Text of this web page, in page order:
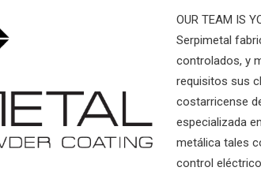
OUR TEAM IS
Serpimetal
controlados, y
requisitos sus
costarricense
especializada
metálica tales
control